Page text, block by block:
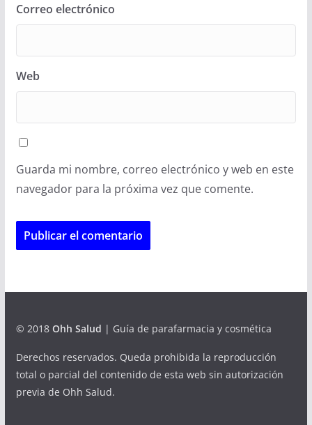
Correo electrónico
Web
Guarda mi nombre, correo electrónico y web en este
navegador para la próxima vez que comente.
© 2018 Ohh Salud | Guía de parafarmacia y cosmética
Derechos reservados. Queda prohibida la reproducción
total o parcial del contenido de esta web sin autorización
previa de Ohh Salud.